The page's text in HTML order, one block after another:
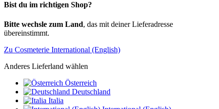
Bist du im richtigen Shop?
Bitte wechsle zum Land, das mit deiner Lieferadresse
übereinstimmt.
Zu Cosmeterie International (English)
Anderes Lieferland wählen
Österreich
Deutschland
Italia